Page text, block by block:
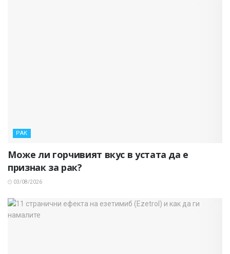
РАК
Може ли горчивият вкус в устата да е
признак за рак?
03/08/2026